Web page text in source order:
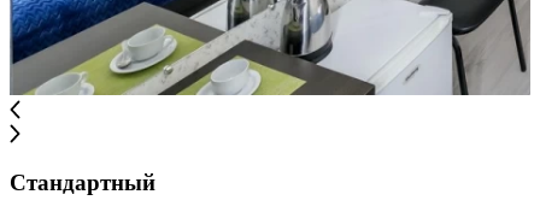
Стандартный